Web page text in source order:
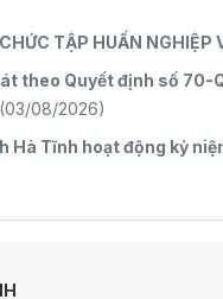
TẬP HUẤN NGHIỆP
theo Quyết định số 70-
(03/08/2026)
Hà Tĩnh hoạt động kỷ